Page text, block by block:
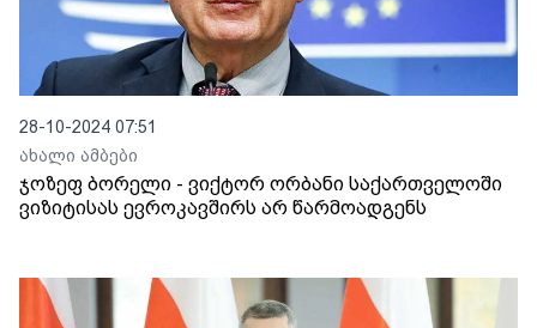
28-10-2024 07:51
ახალი ამბები
ჯოზეფ ბორელი - ვიქტორ ორბანი საქართველოში
ვიზიტისას ევროკავშირს არ წარმოადგენს